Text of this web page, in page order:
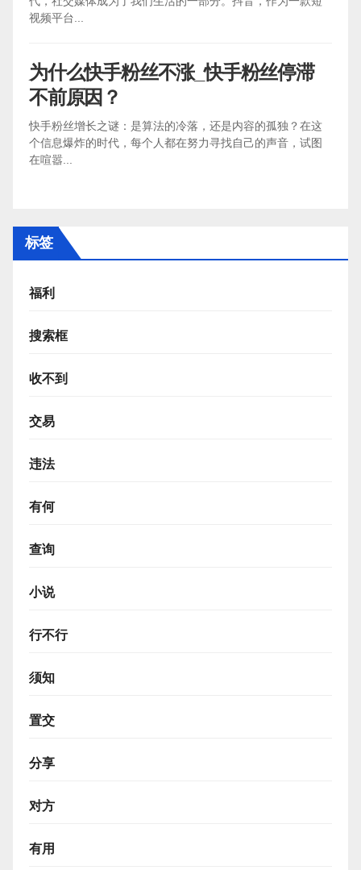
视频平台...
为什么快手粉丝不涨_快手粉丝停滞
不前原因？
快手粉丝增长之谜：是算法的冷落，还是内容的孤独？在这
个信息爆炸的时代，每个人都在努力寻找自己的声音，试图
在喧嚣...
标签
福利
搜索框
收不到
交易
违法
有何
查询
小说
行不行
须知
置交
分享
对方
有用